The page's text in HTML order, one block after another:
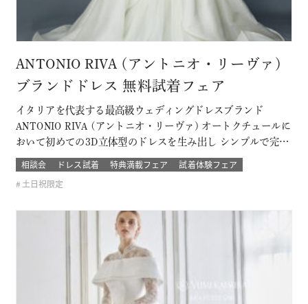
ANTONIO RIVA (アントニオ・リーヴァ)
ブランドドレス 無料試着フェア
イタリアを代表する最高級ウェディングドレスブランド
ANTONIO RIVA (アントニオ・リーヴァ) オートクチュールに
おいて初めての3D立体型のドレスを生み出し シンプルで完璧
なライン、理想的なプロポーションと個性を兼ね備えていま
す。 上質な素材と卓悦した仕立て。 花嫁の個性と気品を際立
たせ、特別な日を格別に輝かせてくれるドレス 結婚式当日の
相談会 ドレス試着 特典満載フェア
試着体験フェア
土日祝限定